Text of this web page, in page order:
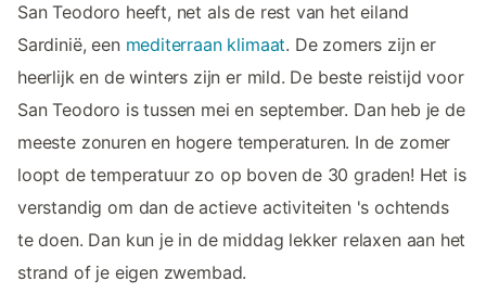
San Teodoro heeft, net als de rest van het eiland
Sardinië, een mediterraan klimaat. De zomers zijn er
heerlijk en de winters zijn er mild. De beste reistijd voor
San Teodoro is tussen mei en september. Dan heb je de
meeste zonuren en hogere temperaturen. In de zomer
loopt de temperatuur zo op boven de 30 graden! Het is
verstandig om dan de actieve activiteiten 's ochtends
te doen. Dan kun je in de middag lekker relaxen aan het
strand of je eigen zwembad.